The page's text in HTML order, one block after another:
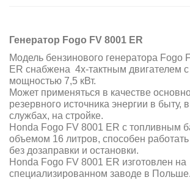
Генератор Fogo FV 8001 ER
Модель бензинового генератора Fogo
ER снабжена 4х-тактным двигателем
мощностью 7,5 кВт.
Может применяться в качестве
резервного источника энергии в быту,
службах, на стройке.
Honda Fogo FV 8001 ER с топливным
объемом 16 литров, способен
без дозаправки и остановки.
Honda Fogo FV 8001 ER изготовлен на
специализированном заводе в